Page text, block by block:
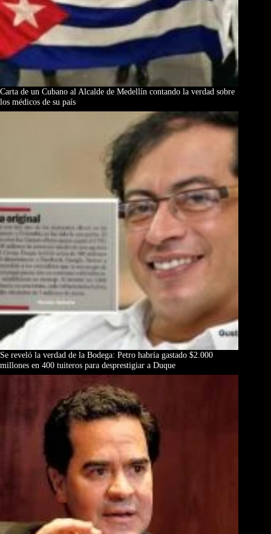
Carta de un Cubano al Alcalde de Medellín contando la verdad sobre
los médicos de su país
Se reveló la verdad de la Bodega: Petro habría gastado $2.000
millones en 400 tuiteros para desprestigiar a Duque